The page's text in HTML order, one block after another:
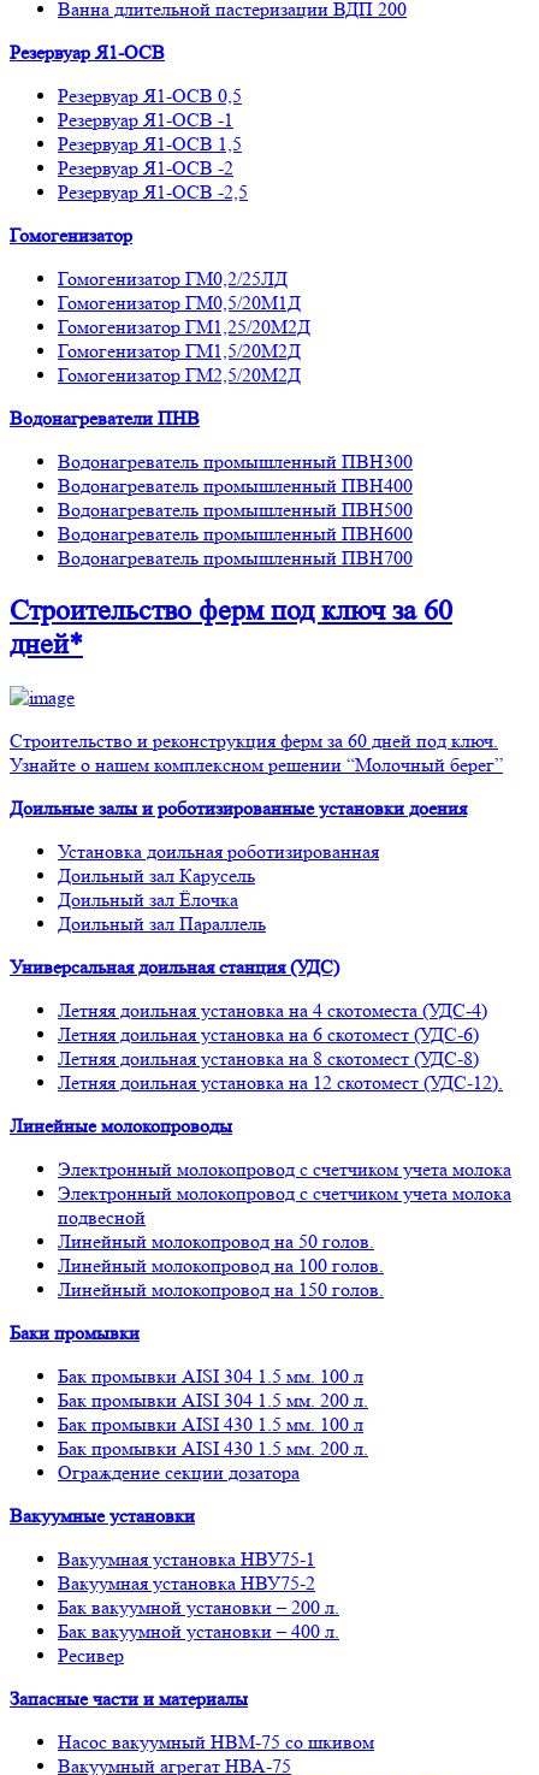
Ванна длительной пастеризации ВДП 200
Резервуар Я1-ОСВ
Резервуар Я1-ОСВ 0,5
Резервуар Я1-ОСВ -1
Резервуар Я1-ОСВ 1,5
Резервуар Я1-ОСВ -2
Резервуар Я1-ОСВ -2,5
Гомогенизатор
Гомогенизатор ГМ0,2/25ЛД
Гомогенизатор ГМ0,5/20М1Д
Гомогенизатор ГМ1,25/20М2Д
Гомогенизатор ГМ1,5/20М2Д
Гомогенизатор ГМ2,5/20М2Д
Водонагреватели ПНВ
Водонагреватель промышленный ПВН300
Водонагреватель промышленный ПВН400
Водонагреватель промышленный ПВН500
Водонагреватель промышленный ПВН600
Водонагреватель промышленный ПВН700
Строительство фермпод ключ за 60
дней*
Строительство и реконструкция ферм за 60 дней под ключ.
Узнайте о нашем комплексном решении “Молочный берег”
Доильные залы и роботизированные установки доения
Установка доильная роботизированная
Доильный зал Карусель
Доильный зал Ёлочка
Доильный зал Параллель
Универсальная доильная станция (УДС)
Летняя доильная установка на 4 скотоместа (УДС-4)
Летняя доильная установка на 6 скотомест (УДС-6)
Летняя доильная установка на 8 скотомест (УДС-8)
Летняя доильная установка на 12 скотомест (УДС-12).
Линейные молокопроводы
Электронный молокопровод с счетчиком учета молока
Электронный молокопровод с счетчиком учета молока
подвесной
Линейный молокопровод на 50 голов.
Линейный молокопровод на 100 голов.
Линейный молокопровод на 150 голов.
Баки промывки
Бак промывки AISI 304 1.5 мм. 100 л
Бак промывки AISI 304 1.5 мм. 200 л.
Бак промывки AISI 430 1.5 мм. 100 л
Бак промывки AISI 430 1.5 мм. 200 л.
Ограждение секции дозатора
Вакуумные установки
Вакуумная установка НВУ75-1
Вакуумная установка НВУ75-2
Бак вакуумной установки – 200 л.
Бак вакуумной установки – 400 л.
Ресивер
Запасные части и материалы
Насос вакуумный НВМ-75 со шкивом
Вакуумный агрегат НВА-75